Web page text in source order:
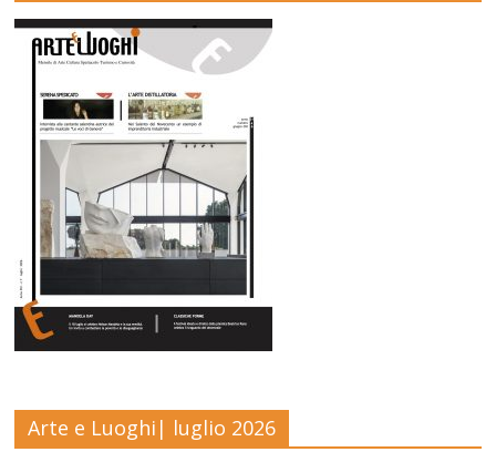
Arte e Luoghi| luglio 2026